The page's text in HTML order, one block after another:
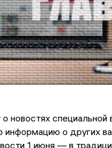
новостях специальной
информацию о других
1 июня — в